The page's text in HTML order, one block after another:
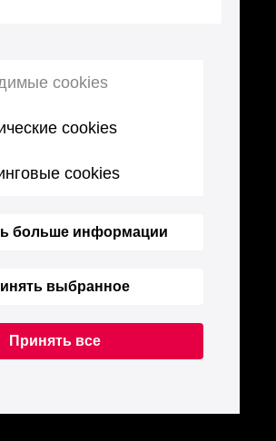
cookies
cookies
cookies
больше информации
выбранное
Принять все